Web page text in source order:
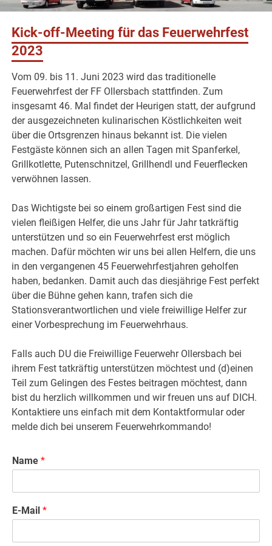
Kick-off-Meeting für das Feuerwehrfest
2023
Vom 09. bis 11. Juni 2023 wird das traditionelle
Feuerwehrfest der FF Ollersbach stattfinden. Zum
insgesamt 46. Mal findet der Heurigen statt, der aufgrund
der ausgezeichneten kulinarischen Köstlichkeiten weit
über die Ortsgrenzen hinaus bekannt ist. Die vielen
Festgäste können sich an allen Tagen mit Spanferkel,
Grillkotlette, Putenschnitzel, Grillhendl und Feuerflecken
verwöhnen lassen.
Das Wichtigste bei so einem großartigen Fest sind die
vielen fleißigen Helfer, die uns Jahr für Jahr tatkräftig
unterstützen und so ein Feuerwehrfest erst möglich
machen. Dafür möchten wir uns bei allen Helfern, die uns
in den vergangenen 45 Feuerwehrfestjahren geholfen
haben, bedanken. Damit auch das diesjährige Fest perfekt
über die Bühne gehen kann, trafen sich die
Stationsverantwortlichen und viele freiwillige Helfer zur
einer Vorbesprechung im Feuerwehrhaus.
Falls auch DU die Freiwillige Feuerwehr Ollersbach bei
ihrem Fest tatkräftig unterstützen möchtest und (d)einen
Teil zum Gelingen des Festes beitragen möchtest, dann
bist du herzlich willkommen und wir freuen uns auf DICH.
Kontaktiere uns einfach mit dem Kontaktformular oder
melde dich bei unserem Feuerwehrkommando!
Name*
E-Mail*